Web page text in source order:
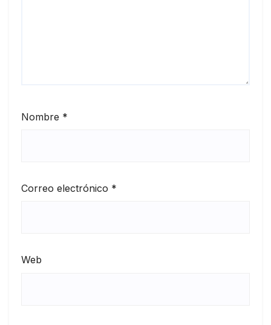
Nombre *
Correo electrónico *
Web